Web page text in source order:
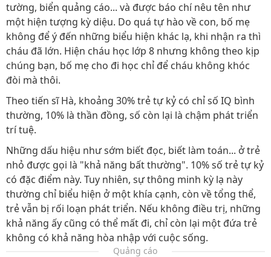
tường, biển quảng cáo... và được báo chí nêu tên như
một hiện tượng kỳ diệu. Do quá tự hào về con, bố mẹ
không để ý đến những biểu hiện khác lạ, khi nhận ra thì
cháu đã lớn. Hiện cháu học lớp 8 nhưng không theo kịp
chúng bạn, bố mẹ cho đi học chỉ để cháu không khóc
đòi mà thôi.
Theo tiến sĩ Hà, khoảng 30% trẻ tự kỷ có chỉ số IQ bình
thường, 10% là thần đồng, số còn lại là chậm phát triển
trí tuệ.
Những dấu hiệu như sớm biết đọc, biết làm toán... ở trẻ
nhỏ được gọi là "khả năng bất thường". 10% số trẻ tự kỷ
có đặc điểm này. Tuy nhiên, sự thông minh kỳ lạ này
thường chỉ biểu hiện ở một khía cạnh, còn về tổng thể,
trẻ vẫn bị rối loạn phát triển. Nếu không điều trị, những
khả năng ấy cũng có thể mất đi, chỉ còn lại một đứa trẻ
không có khả năng hòa nhập với cuộc sống.
Quảng cáo